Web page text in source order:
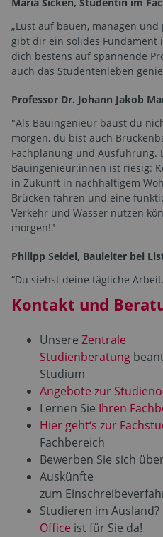
„Lust auf bauen, managen
gibt dir ein solides Fundament
dich bestens auf spannende
auch das Studentenleben
Professor Dr. Johann Jakob
"Als Bauingenieur baust du
morgen, du bist auch
Fachplanung und Ausführung.
Bauingenieur:innen ist riesig:
in Zukunft in nachhaltigem
Brücken fahren und eine
Verkehr und Wasser nutzen
morgen!"
Philipp Seidel, Bauleiter bei
“Du siehst deine tägliche
Kontakt und
Unsere Zentrale
Studienberatung
Studium
Angebote zur
Lernen Sie Ihren
Hier geht‘s zur
Fachbereich
Bewerben Sie sich
Auskünfte
zum
Studieren im Ausland?
Office ist für Sie da!